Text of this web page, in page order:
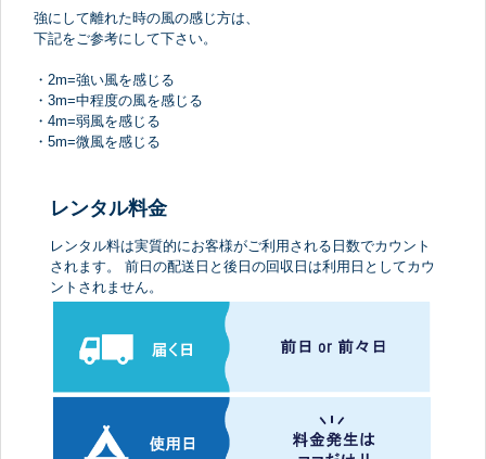
強にして離れた時の風の感じ方は、
下記をご参考にして下さい。
・2m=強い風を感じる
・3m=中程度の風を感じる
・4m=弱風を感じる
・5m=微風を感じる
レンタル料金
レンタル料は実質的にお客様がご利用される日数でカウント
されます。 前日の配送日と後日の回収日は利用日としてカウ
ントされません。